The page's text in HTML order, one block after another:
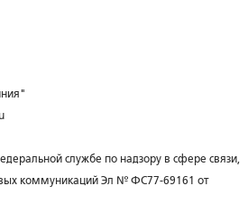
службе по надзору в сфере связи,
коммуникаций Эл № ФС77-69161 от